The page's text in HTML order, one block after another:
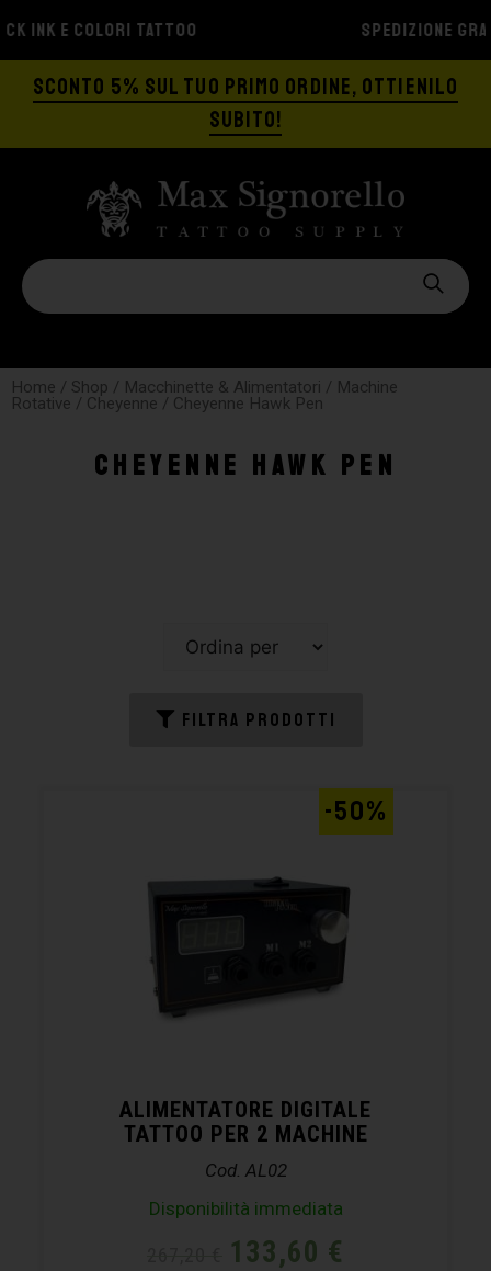
SPEDIZIONE GRATIS A PARTIRE DA €129
SCONTO 5% SUL TUO PRIMO ORDINE, OTTIENILO
SUBITO!
Home / Shop / Macchinette & Alimentatori / Machine
Rotative / Cheyenne / Cheyenne Hawk Pen
Cheyenne Hawk Pen
FILTRA PRODOTTI
ALIMENTATORE DIGITALE
TATTOO PER 2 MACHINE
Cod. AL02
Disponibilità immediata
133,60 €
-50%